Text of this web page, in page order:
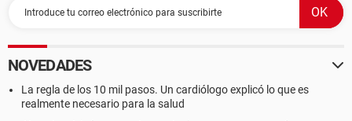
NOVEDADES
La regla de los 10 mil pasos. Un cardiólogo explicó lo que es
realmente necesario para la salud